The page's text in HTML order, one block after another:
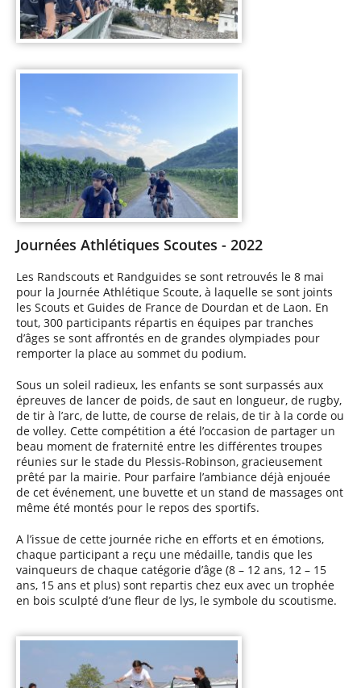
Journées Athlétiques Scoutes - 2022
Les Randscouts et Randguides se sont retrouvés le 8 mai
pour la Journée Athlétique Scoute, à laquelle se sont joints
les Scouts et Guides de France de Dourdan et de Laon. En
tout, 300 participants répartis en équipes par tranches
d’âges se sont affrontés en de grandes olympiades pour
remporter la place au sommet du podium.
Sous un soleil radieux, les enfants se sont surpassés aux
épreuves de lancer de poids, de saut en longueur, de rugby,
de tir à l’arc, de lutte, de course de relais, de tir à la corde ou
de volley. Cette compétition a été l’occasion de partager un
beau moment de fraternité entre les différentes troupes
réunies sur le stade du Plessis-Robinson, gracieusement
prêté par la mairie. Pour parfaire l’ambiance déjà enjouée
de cet événement, une buvette et un stand de massages ont
même été montés pour le repos des sportifs.
A l’issue de cette journée riche en efforts et en émotions,
chaque participant a reçu une médaille, tandis que les
vainqueurs de chaque catégorie d’âge (8 – 12 ans, 12 – 15
ans, 15 ans et plus) sont repartis chez eux avec un trophée
en bois sculpté d’une fleur de lys, le symbole du scoutisme.